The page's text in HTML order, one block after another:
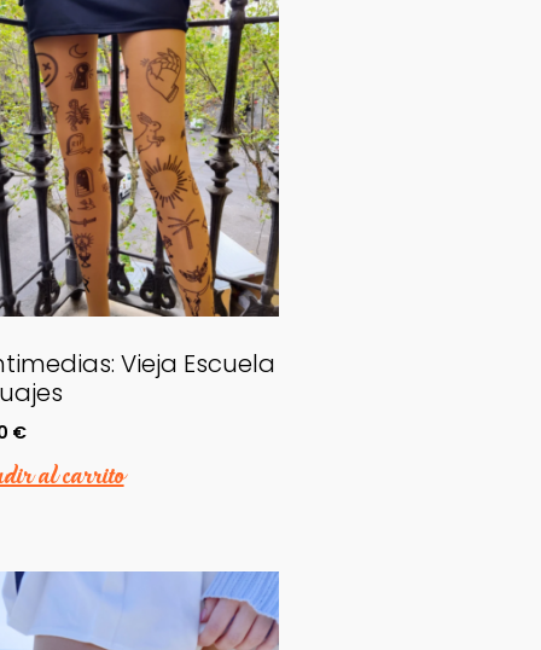
Vieja Escuela
€
al carrito